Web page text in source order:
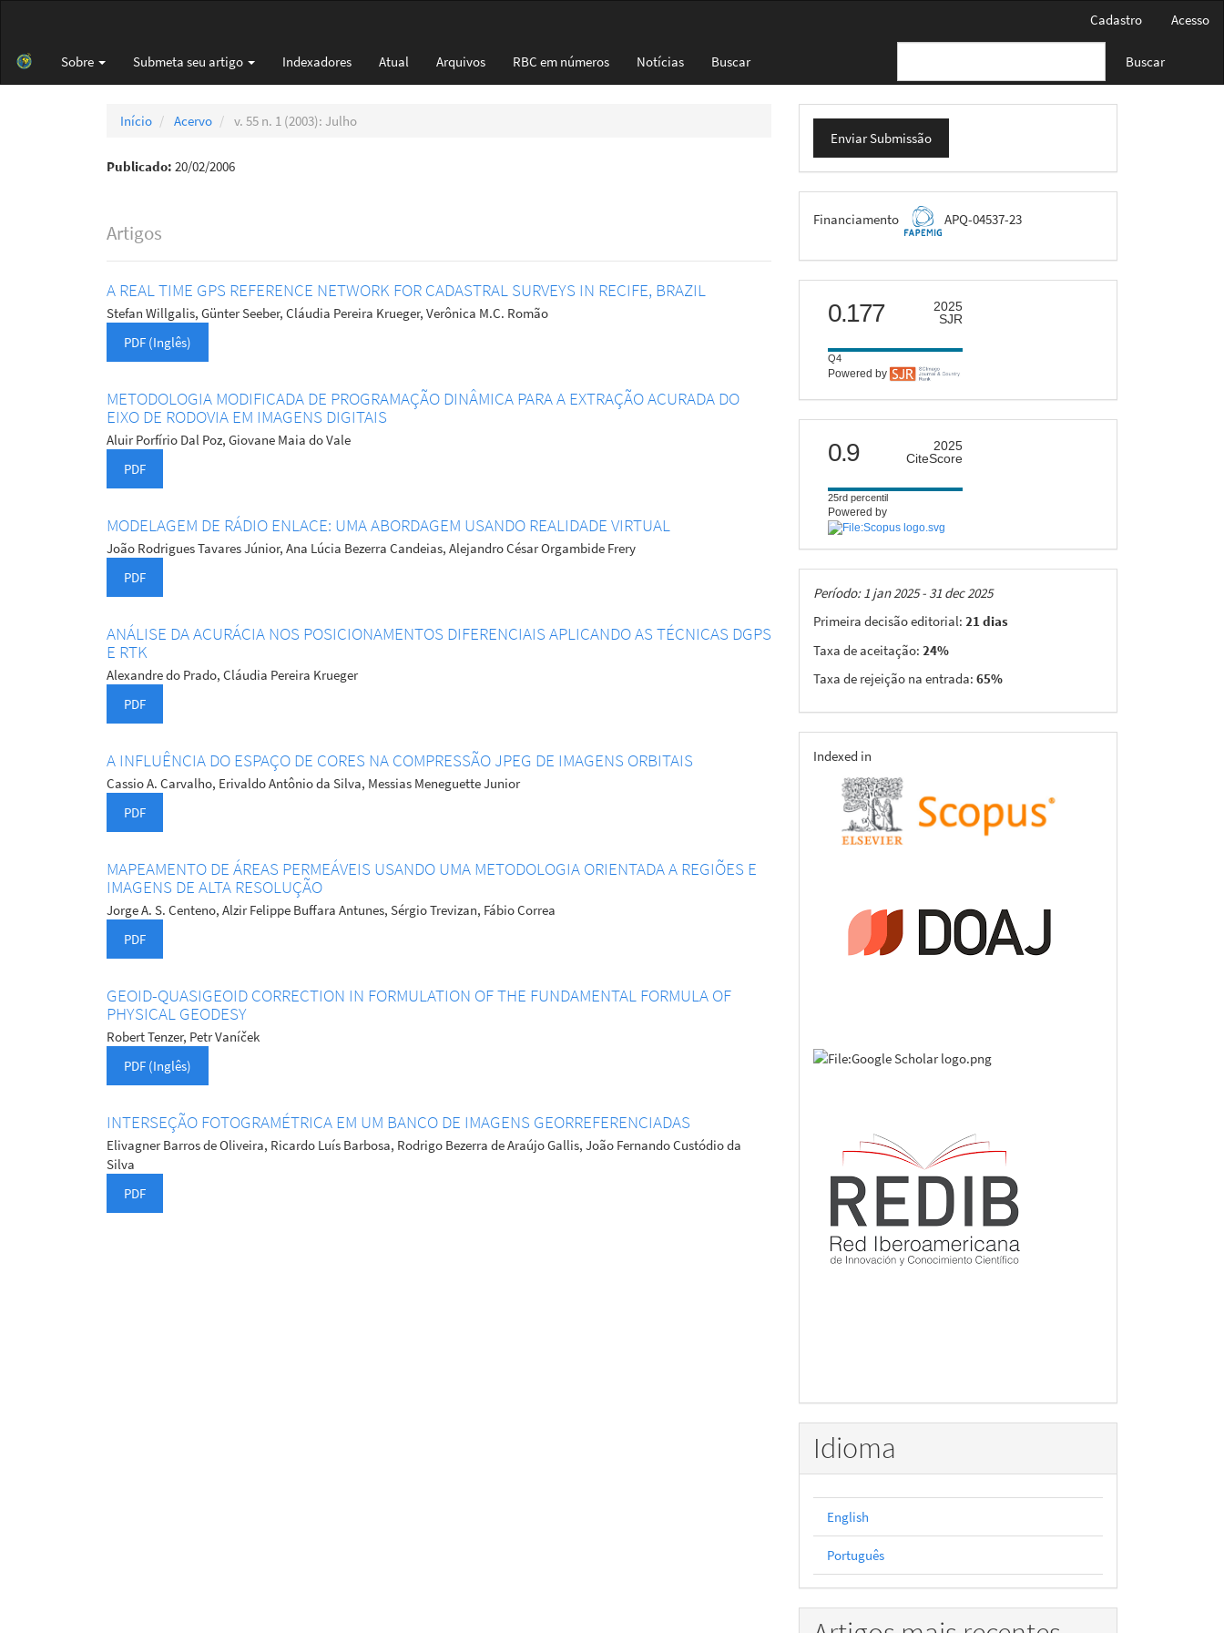
principal
Barra
Cadastro Acesso
Sobre Submeta seu artigo Indexadores Atual Arquivos RBC em números Notícias Buscar Buscar
Início Acervo v. 55 n. 1 (2003): Julho
Publicado: 20/02/2006
Artigos
A REAL TIME GPS REFERENCE NETWORK FOR CADASTRAL SURVEYS IN RECIFE, BRAZIL
Stefan Willgalis, Günter Seeber, Cláudia Pereira Krueger, Verônica M.C. Romão
PDF (Inglês)
METODOLOGIA MODIFICADA DE PROGRAMAÇÃO DINÂMICA PARA A EXTRAÇÃO ACURADA DO
EIXO DE RODOVIA EM IMAGENS DIGITAIS
Aluir Porfírio Dal Poz, Giovane Maia do Vale
PDF
MODELAGEM DE RÁDIO ENLACE: UMA ABORDAGEM USANDO REALIDADE VIRTUAL
João Rodrigues Tavares Júnior, Ana Lúcia Bezerra Candeias, Alejandro César Orgambide Frery
PDF
ANÁLISE DA ACURÁCIA NOS POSICIONAMENTOS DIFERENCIAIS APLICANDO AS TÉCNICAS DGPS
E RTK
Alexandre do Prado, Cláudia Pereira Krueger
PDF
A INFLUÊNCIA DO ESPAÇO DE CORES NA COMPRESSÃO JPEG DE IMAGENS ORBITAIS
Cassio A. Carvalho, Erivaldo Antônio da Silva, Messias Meneguette Junior
PDF
MAPEAMENTO DE ÁREAS PERMEÁVEIS USANDO UMA METODOLOGIA ORIENTADA A REGIÕES E
IMAGENS DE ALTA RESOLUÇÃO
Jorge A. S. Centeno, Alzir Felippe Buffara Antunes, Sérgio Trevizan, Fábio Correa
PDF
GEOID-QUASIGEOID CORRECTION IN FORMULATION OF THE FUNDAMENTAL FORMULA OF
PHYSICAL GEODESY
Robert Tenzer, Petr Vaníček
PDF (Inglês)
INTERSEÇÃO FOTOGRAMÉTRICA EM UM BANCO DE IMAGENS GEORREFERENCIADAS
Elivagner Barros de Oliveira, Ricardo Luís Barbosa, Rodrigo Bezerra de Araújo Gallis, João Fernando Custódio da
Silva
PDF
Enviar
Submissão
Enviar Submissão
FAPEMIG
Financiamento APQ-04537-23
scimago
0.177
2025
SJR
Q4
Powered by
citescore
0.9
2025
CiteScore
25rd percentil
Powered by
Taxas
Período: 1 jan 2025 - 31 dec 2025
Primeira decisão editorial: 21 dias
Taxa de aceitação: 24%
Taxa de rejeição na entrada: 65%
indexing
Indexed in
Idioma
English
Português